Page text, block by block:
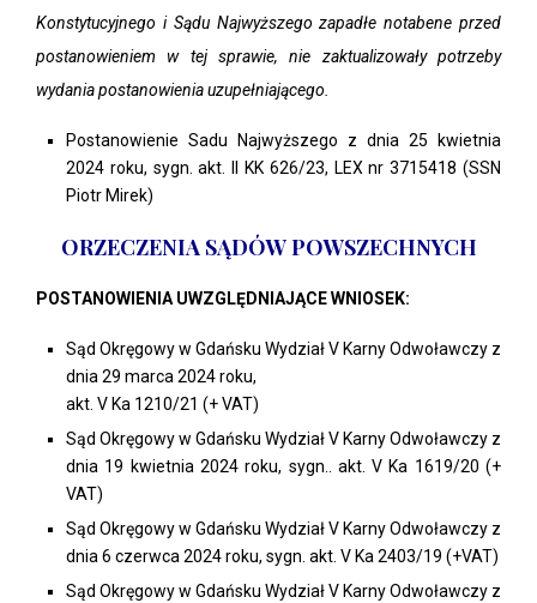
Konstytucyjnego i Sądu Najwyższego zapadłe notabene przed
postanowieniem w tej sprawie, nie zaktualizowały potrzeby
wydania postanowienia uzupełniającego.
Postanowienie Sadu Najwyższego z dnia 25 kwietnia
2024 roku, sygn. akt. II KK 626/23, LEX nr 3715418 (SSN
Piotr Mirek)
ORZECZENIA SĄDÓW POWSZECHNYCH
POSTANOWIENIA UWZGLĘDNIAJĄCE WNIOSEK:
Sąd Okręgowy w Gdańsku Wydział V Karny Odwoławczy z
dnia 29 marca 2024 roku,
akt. V Ka 1210/21 (+ VAT)
Sąd Okręgowy w Gdańsku Wydział V Karny Odwoławczy z
dnia 19 kwietnia 2024 roku, sygn.. akt. V Ka 1619/20 (+
VAT)
Sąd Okręgowy w Gdańsku Wydział V Karny Odwoławczy z
dnia 6 czerwca 2024 roku, sygn. akt. V Ka 2403/19 (+VAT)
Sąd Okręgowy w Gdańsku Wydział V Karny Odwoławczy z